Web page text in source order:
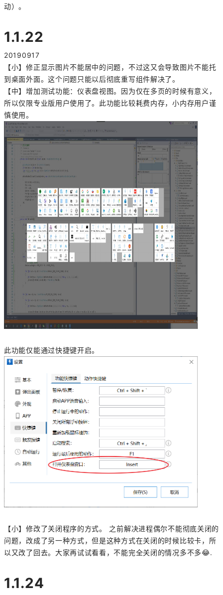
动）。
1.1.22
20190917
【小】修正显示图片不能居中的问题，不过这又会导致图片不能托
到桌面外面。这个问题只能以后彻底重写组件解决了。
【中】增加测试功能：仪表盘视图。因为仅在多页的时候有意义，
所以仅限专业版用户使用了。此功能比较耗费内存，小内存用户谨
慎使用。
此功能仅能通过快捷键开启。
【小】修改了关闭程序的方式。 之前解决进程偶尔不能彻底关闭的
问题，改成了另一种方式，但是这种方式在关闭的时候比较卡，所
以又改了回去。大家再试试看看，不能完全关闭的情况多不多😂.
1.1.24